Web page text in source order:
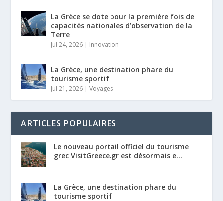
La Grèce se dote pour la première fois de
capacités nationales d’observation de la
Terre
Jul 24, 2026 | Innovation
La Grèce, une destination phare du
tourisme sportif
Jul 21, 2026 |Voyages
ARTICLES POPULAIRES
Le nouveau portail officiel du tourisme
grec VisitGreece.gr est désormais e...
La Grèce, une destination phare du
tourisme sportif